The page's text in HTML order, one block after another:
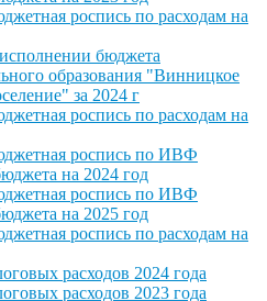
роспись по расходам на
бюджета
образования "Винницкое
за 2024 г
роспись по расходам на
роспись по ИВФ
на 2024 год
роспись по ИВФ
на 2025 год
роспись по расходам на
расходов 2024 года
расходов 2023 года